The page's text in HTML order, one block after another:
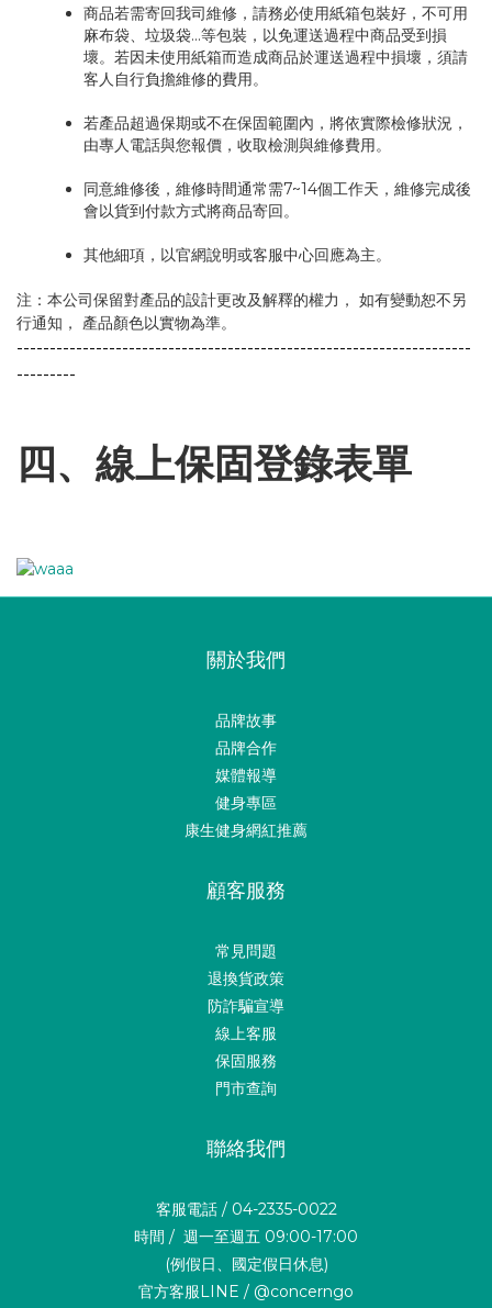
商品若需寄回我司維修，請務必使用紙箱包裝好，不可用
麻布袋、垃圾袋...等包裝，以免運送過程中商品受到損
壞。若因未使用紙箱而造成商品於運送過程中損壞，須請
客人自行負擔維修的費用。
若產品超過保期或不在保固範圍內，將依實際檢修狀況，
由專人電話與您報價，收取檢測與維修費用。
同意維修後，維修時間通常需7~14個工作天，維修完成後
會以貨到付款方式將商品寄回。
其他細項，以官網說明或客服中心回應為主。
注：本公司保留對產品的設計更改及解釋的權力， 如有變動恕不另
行通知， 產品顏色以實物為準。
---------------------------------------------------------------------
---------
四、線上保固登錄表單
關於我們
品牌故事
品牌合作
媒體報導
健身專區
康生健身網紅推薦
顧客服務
常見問題
退換貨政策
防詐騙宣導
線上客服
保固服務
門市查詢
聯絡我們
客服電話 / 04-2335-0022
時間 / 週一至週五 09:00-17:00
(例假日、國定假日休息)
官方客服LINE / @concerngo